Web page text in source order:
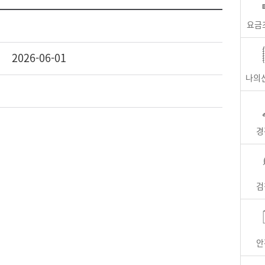
2026-06-01
요금
나의